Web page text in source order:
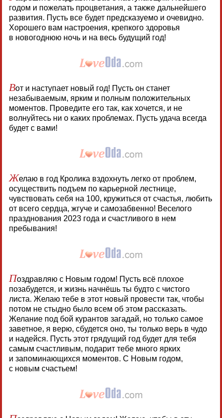
годом и пожелать процветания, а также дальнейшего
развития. Пусть все будет предсказуемо и очевидно.
Хорошего вам настроения, крепкого здоровья
в новогоднюю ночь и на весь будущий год!
Вот и наступает новый год! Пусть он станет
незабываемым, ярким и полным положительных
моментов. Проведите его так, как хочется, и не
волнуйтесь ни о каких проблемах. Пусть удача всегда
будет с вами!
Желаю в год Кролика вздохнуть легко от проблем,
осуществить подъем по карьерной лестнице,
чувствовать себя на 100, кружиться от счастья, любить
от всего сердца, жгуче и самозабвенно! Веселого
празднования 2023 года и счастливого в нем
пребывания!
Поздравляю с Новым годом! Пусть всё плохое
позабудется, и жизнь начнёшь ты будто с чистого
листа. Желаю тебе в этот новый провести так, чтобы
потом не стыдно было всем об этом рассказать.
Желание под бой курантов загадай, но только самое
заветное, я верю, сбудется оно, ты только верь в чудо
и надейся. Пусть этот грядущий год будет для тебя
самым счастливым, подарит тебе много ярких
и запоминающихся моментов. С Новым годом,
с новым счастьем!